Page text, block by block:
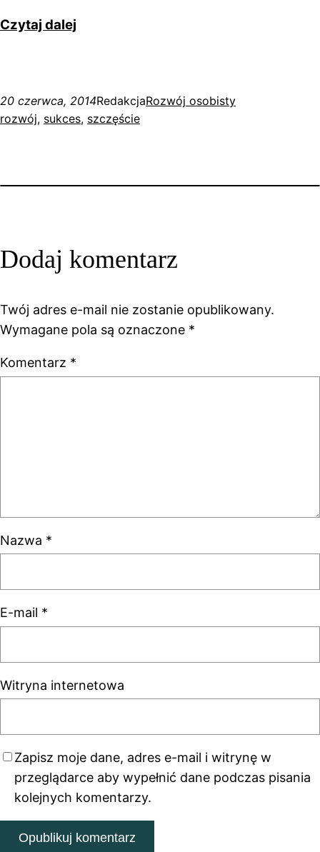
Czytaj dalej
20 czerwca, 2014RedakcjaRozwój osobisty
rozwój, sukces, szczęście
Dodaj komentarz
Twój adres e-mail nie zostanie opublikowany.
Wymagane pola są oznaczone *
Komentarz *
Nazwa *
E-mail *
Witryna internetowa
Zapisz moje dane, adres e-mail i witrynę w
przeglądarce aby wypełnić dane podczas pisania
kolejnych komentarzy.